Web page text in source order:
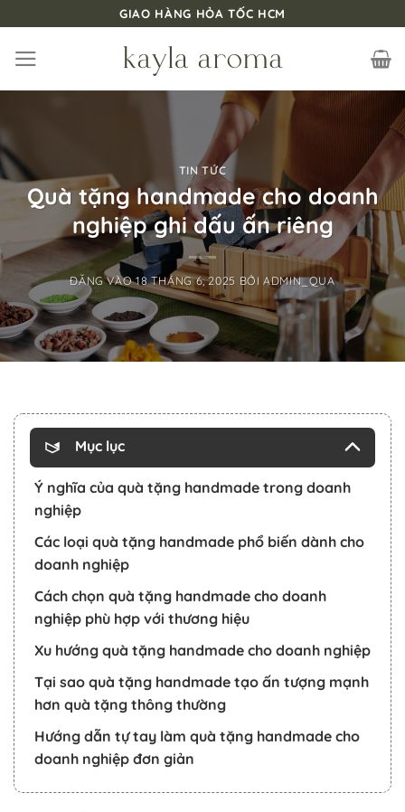
nội
dung
GIAO HÀNG HỎA TỐC HCM
TIN TỨC
Quà tặng handmade cho doanh
nghiệp ghi dấu ấn riêng
ĐĂNG VÀO18 THÁNG 6, 2025 BỞIADMIN_QUA
Mục lục
Ý nghĩa của quà tặng handmade trong doanh
nghiệp
Các loại quà tặng handmade phổ biến dành cho
doanh nghiệp
Cách chọn quà tặng handmade cho doanh
nghiệp phù hợp với thương hiệu
Xu hướng quà tặng handmade cho doanh nghiệp
Tại sao quà tặng handmade tạo ấn tượng mạnh
hơn quà tặng thông thường
Hướng dẫn tự tay làm quà tặng handmade cho
doanh nghiệp đơn giản